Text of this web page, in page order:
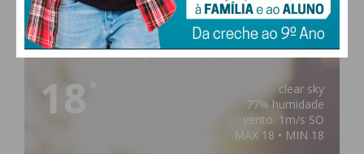
PAÇOS DE FERREIRA
18
clear sky
77% humidade
vento: 1m/s SO
MAX 18 • MIN 18